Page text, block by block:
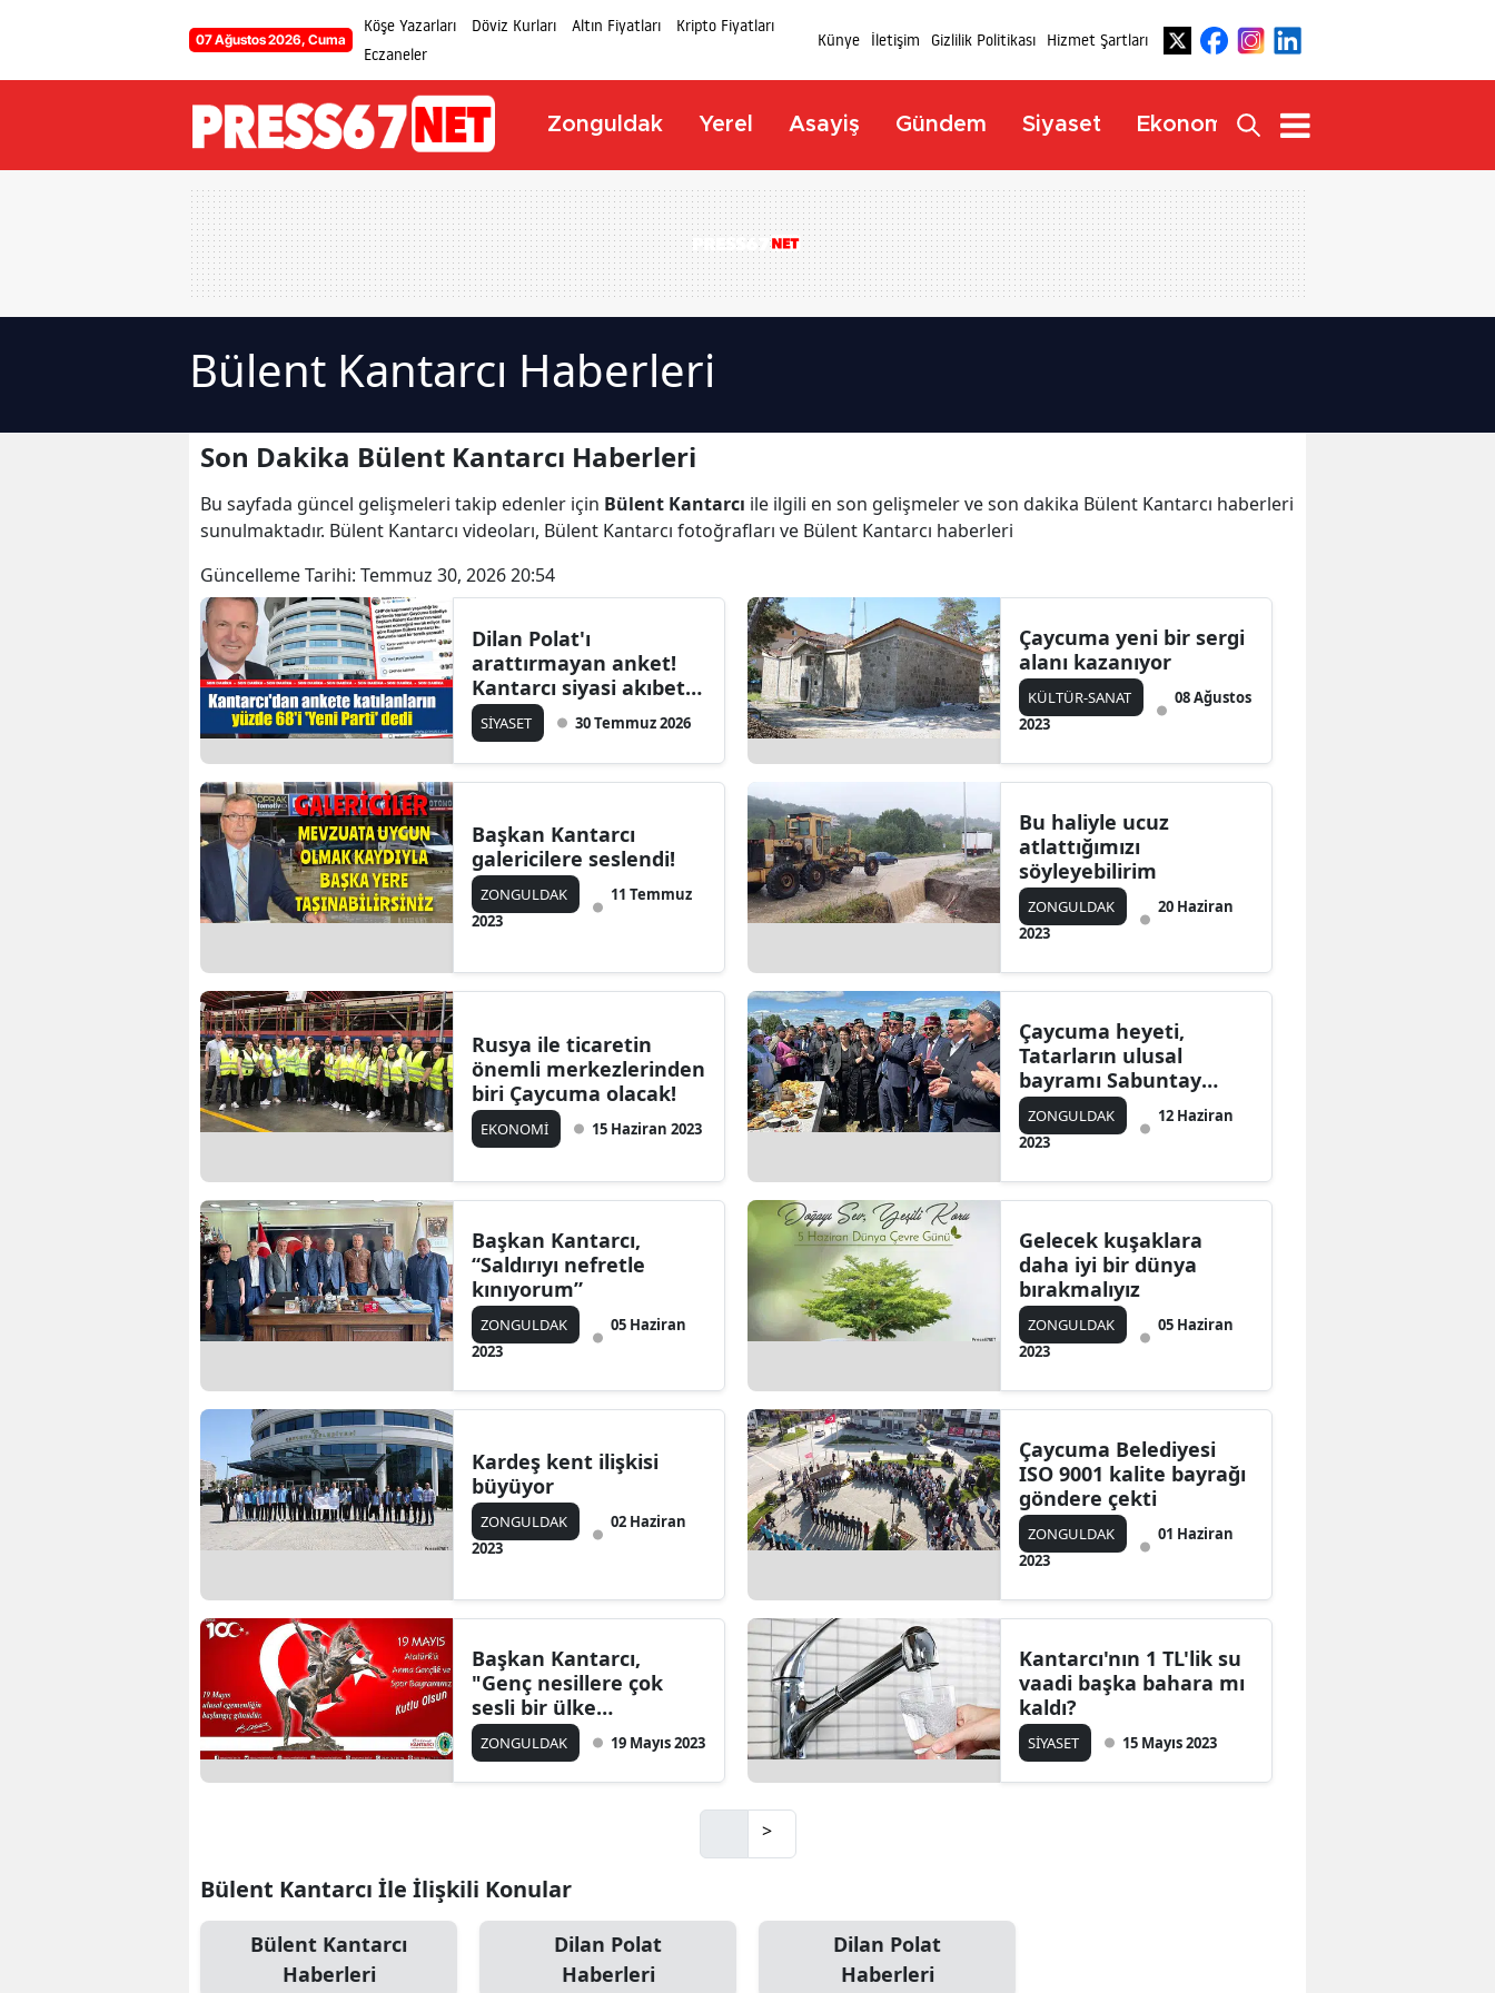
07 Ağustos 2026, Cuma
Köşe Yazarları Döviz Kurları Altın Fiyatları
Kripto Fiyatları
Eczaneler
Künye İletişim Gizlilik Politikası Hizmet Şartları
Zonguldak Yerel Asayiş Gündem Siyaset Ekonomi Yaşam
Bülent Kantarcı Haberleri
Son Dakika Bülent Kantarcı Haberleri
Bu sayfada güncel gelişmeleri takip edenler için Bülent Kantarcı ile ilgili en son gelişmeler ve son dakika Bülent Kantarcı haberleri
sunulmaktadır. Bülent Kantarcı videoları, Bülent Kantarcı fotoğrafları ve Bülent Kantarcı haberleri
Güncelleme Tarihi: Temmuz 30, 2026 20:54
Dilan Polat'ı
arattırmayan anket!
Kantarcı siyasi akıbeti
için anket yaptı
SİYASET 30 Temmuz 2026
Çaycuma yeni bir sergi
alanı kazanıyor
KÜLTÜR-SANAT
08 Ağustos
2023
Başkan Kantarcı
galericilere seslendi!
ZONGULDAK
11 Temmuz
2023
Bu haliyle ucuz
atlattığımızı
söyleyebilirim
ZONGULDAK
20 Haziran
2023
Rusya ile ticaretin
önemli merkezlerinden
biri Çaycuma olacak!
EKONOMİ 15 Haziran 2023
Çaycuma heyeti,
Tatarların ulusal
bayramı Sabuntay
kutlamasında
ZONGULDAK
12 Haziran
2023
Başkan Kantarcı,
“Saldırıyı nefretle
kınıyorum”
ZONGULDAK
05 Haziran
2023
Gelecek kuşaklara
daha iyi bir dünya
bırakmalıyız
ZONGULDAK
05 Haziran
2023
Kardeş kent ilişkisi
büyüyor
ZONGULDAK
02 Haziran
2023
Çaycuma Belediyesi
ISO 9001 kalite bayrağı
göndere çekti
ZONGULDAK
01 Haziran
2023
Başkan Kantarcı,
"Genç nesillere çok
sesli bir ülke
bırakmalıyız"
ZONGULDAK 19 Mayıs 2023
Kantarcı'nın 1 TL'lik su
vaadi başka bahara mı
kaldı?
SİYASET 15 Mayıs 2023
>
Bülent Kantarcı İle İlişkili Konular
Bülent Kantarcı
Haberleri
Dilan Polat
Haberleri
Dilan Polat
Haberleri